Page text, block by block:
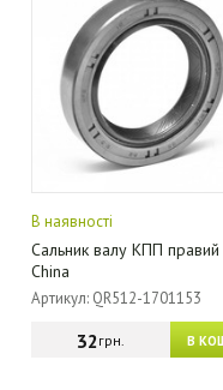
В наявності
Сальник валу КПП правий
China
Артикул: QR512-1701153
В
32грн.